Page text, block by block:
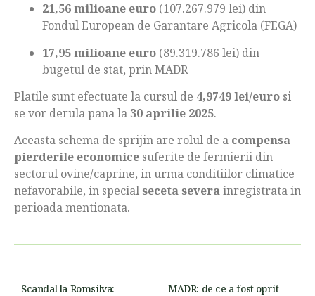
21,56 milioane euro (107.267.979 lei) din
Fondul European de Garantare Agricola (FEGA)
17,95 milioane euro (89.319.786 lei) din
bugetul de stat, prin MADR
Platile sunt efectuate la cursul de 4,9749 lei/euro si
se vor derula pana la 30 aprilie 2025.
Aceasta schema de sprijin are rolul de a compensa
pierderile economice suferite de fermierii din
sectorul ovine/caprine, in urma conditiilor climatice
nefavorabile, in special seceta severainregistrata in
perioada mentionata.
Scandal la Romsilva:
MADR: de ce a fost oprit